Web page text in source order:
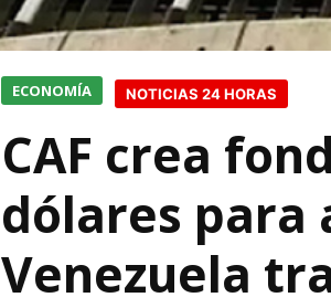
ECONOMÍA NOTICIAS 24 HORAS
CAF crea
dólares para
Venezuela